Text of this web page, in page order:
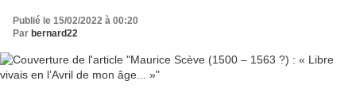
Publié le 15/02/2022 à 00:20
Par bernard22